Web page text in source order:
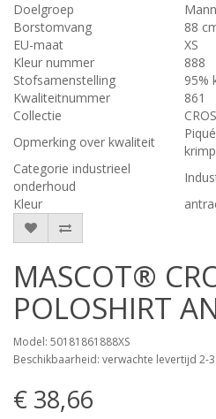
Doelgroep
Borstomvang
88
EU-maat
XS
Kleur nummer
888
Stofsamenstelling
95%
Kwaliteitnummer
861
Collectie
Opmerking over kwaliteit
Categorie industrieel
onderhoud
Kleur
MASCOT®
POLOSHIRT
Model: 50181861888XS
Beschikbaarheid: verwachte levertijd 2-
€ 38,66